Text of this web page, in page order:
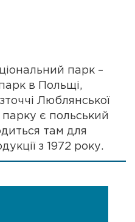
парк –
в Польщі,
Люблянської
є польський
там для
з 1972 року.